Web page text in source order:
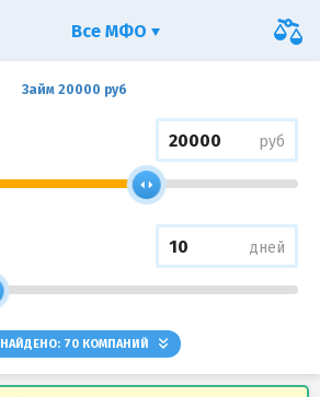
Займ 20000 руб
руб
дней
НАЙДЕНО: 70 КОМПАНИЙ
Все МФО